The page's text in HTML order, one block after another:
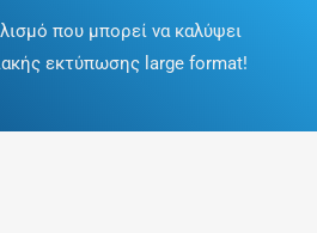
που μπορεί να καλύψει
εκτύπωσης large format!